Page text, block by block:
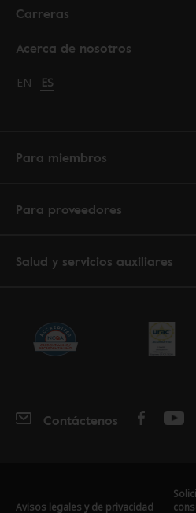
Acerca de nosotros
Carreras
Change language to English
EN Cambiar idioma a español
ES
Para miembros
Para proveedores
Salud y servicios auxiliares
Contáctenos
Avisos legales y de privacidad